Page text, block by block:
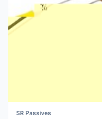
SR Passives